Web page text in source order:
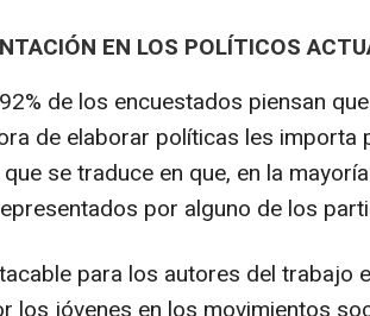
EN LOS POLÍTICOS
de los encuestados piensan
de elaborar políticas les importa
se traduce en que, en la
por alguno de los
para los autores del trabajo